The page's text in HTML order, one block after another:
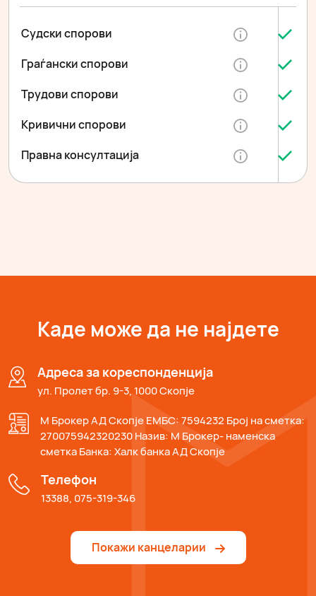
Судски спорови
Граѓански спорови
Трудови спорови
Кривични спорови
Правна консултација
Каде може да не најдете
Адреса за кореспонденција
ул. Пролет бр. 9-3, 1000 Скопје
М Брокер АД Скопје ЕМБС: 7594232 Број на сметка:
270075942320230 Назив: М Брокер- наменска
сметка Банка: Халк банка АД Скопје
Телефон
13388, 075-319-346
Покажи канцеларии